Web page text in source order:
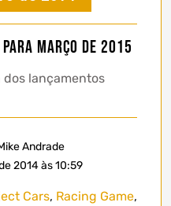
Março de 2015
dos lançamentos
Andrade
2014 às 10:59
Cars, Racing Game,